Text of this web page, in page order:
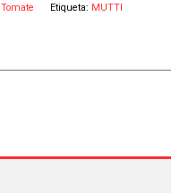
Tomate Etiqueta: MUTTI